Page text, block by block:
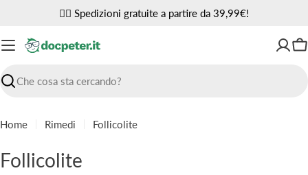
contenuto
✌🏼 Spedizioni gratuite a partire da 39,99€!
Ricerca
Home Rimedi Follicolite
C
Follicolite